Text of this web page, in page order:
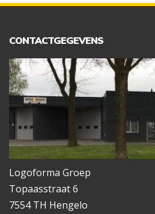
CONTACTGEGEVENS
Logoforma Groep
Topaasstraat 6
7554 TH Hengelo